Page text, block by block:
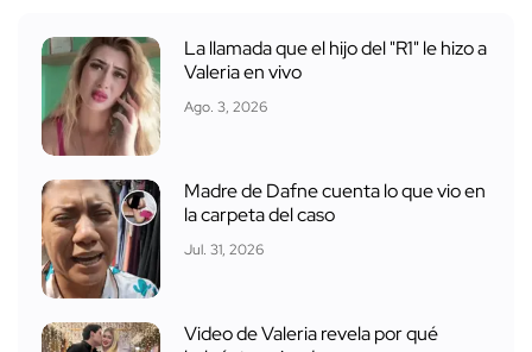
La llamada que el hijo del "R1" le hizo a
Valeria en vivo
Ago. 3, 2026
Madre de Dafne cuenta lo que vio en
la carpeta del caso
Jul. 31, 2026
Video de Valeria revela por qué